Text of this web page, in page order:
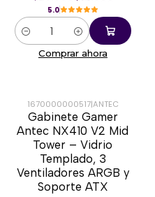
5.0
Cantidad
Comprar ahora
-36%
1670000000517|ANTEC
Gabinete Gamer
Antec NX410 V2 Mid
Tower – Vidrio
Templado, 3
Ventiladores ARGB y
Soporte ATX